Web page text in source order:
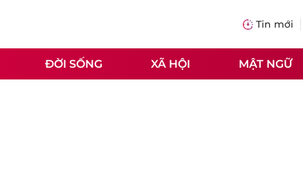
Tin mới
ĐỜI SỐNG XÃ HỘI MẬT NGỮ